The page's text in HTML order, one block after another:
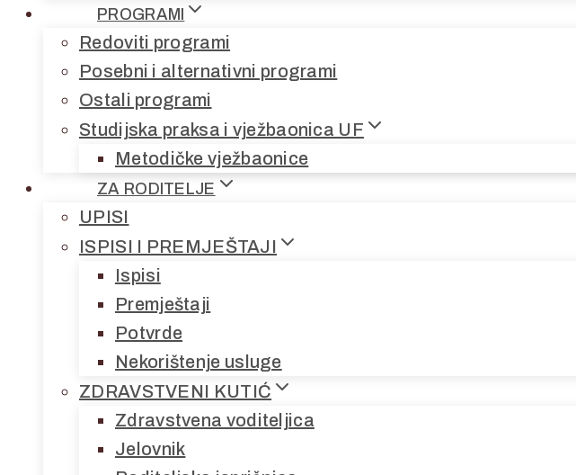
PROGRAMI
Redoviti programi
Posebni i alternativni programi
Ostali programi
Studijska praksa i vježbaonica UF
Metodičke vježbaonice
ZA RODITELJE
UPISI
ISPISI I PREMJEŠTAJI
Ispisi
Premještaji
Potvrde
Nekorištenje usluge
ZDRAVSTVENI KUTIĆ
Zdravstvena voditeljica
Jelovnik